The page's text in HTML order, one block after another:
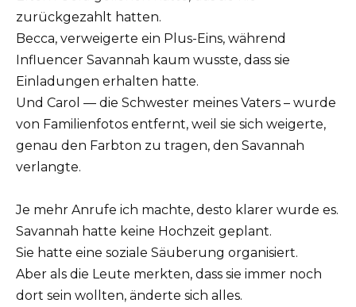
zurückgezahlt hatten.
Becca, verweigerte ein Plus-Eins, während
Influencer Savannah kaum wusste, dass sie
Einladungen erhalten hatte.
Und Carol — die Schwester meines Vaters – wurde
von Familienfotos entfernt, weil sie sich weigerte,
genau den Farbton zu tragen, den Savannah
verlangte.
Je mehr Anrufe ich machte, desto klarer wurde es.
Savannah hatte keine Hochzeit geplant.
Sie hatte eine soziale Säuberung organisiert.
Aber als die Leute merkten, dass sie immer noch
dort sein wollten, änderte sich alles.